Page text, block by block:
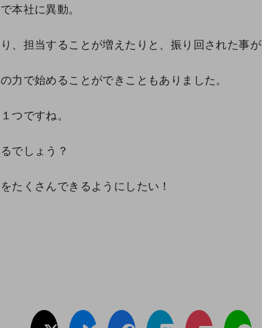
本社に異動。
、担当することが増えたりと、振り回された事が
力で始めることができこともありました。
つですね。
でしょう？
たくさんできるようにしたい！